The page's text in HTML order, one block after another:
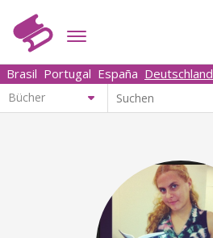
Brasil Portugal España Deutschland